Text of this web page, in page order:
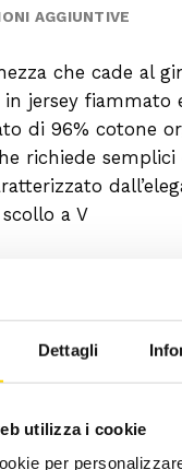
Dettagli
utilizza i cookie
per
AGGIUNTIVE
che cade al
in jersey fiammato
di 96% cotone
richiede
a V